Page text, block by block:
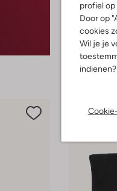
profiel
Door op
cookies
Wil je je
Unisa
€ 179,99
+ meer